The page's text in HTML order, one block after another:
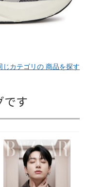
じカテゴリの 商品を探す
です